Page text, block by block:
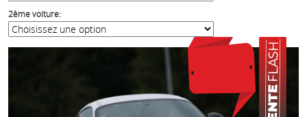
2ème voiture: